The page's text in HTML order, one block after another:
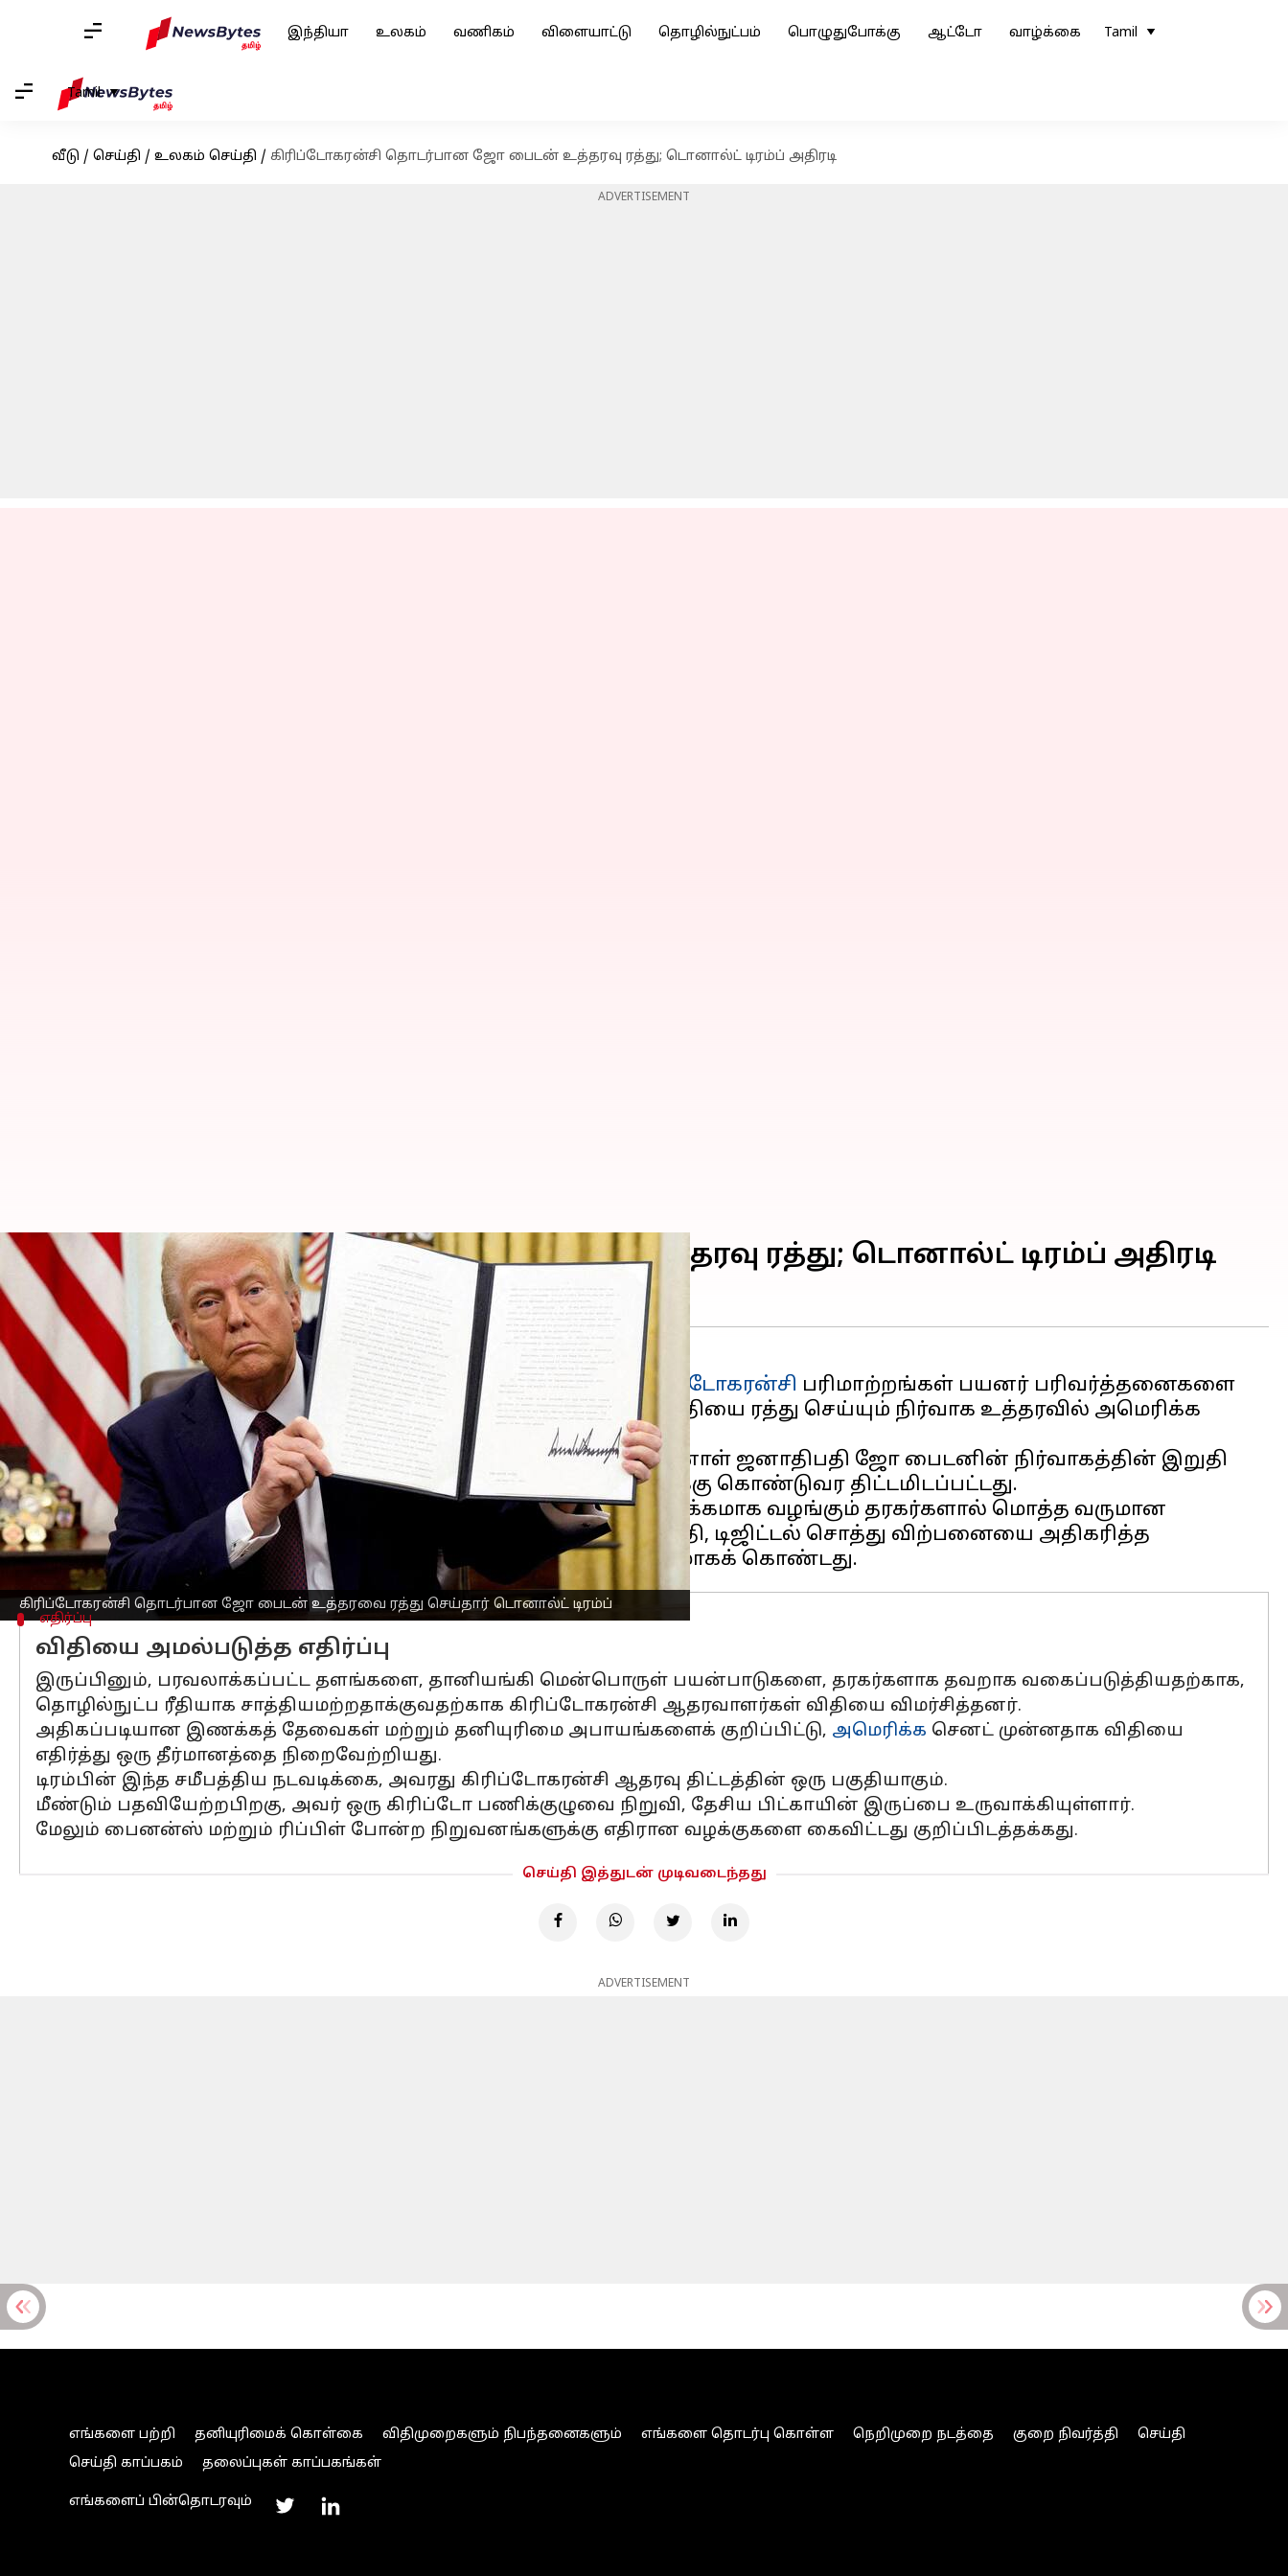
இந்தியா உலகம் வணிகம் விளையாட்டு தொழில்நுட்பம் பொழுதுபோக்கு ஆட்டோ வாழ்க்கை Tamil
Tamil
வீடு / செய்தி / உலகம் செய்தி / கிரிப்டோகரன்சி தொடர்பான ஜோ பைடன் உத்தரவு ரத்து; டொனால்ட் டிரம்ப் அதிரடி
ADVERTISEMENT
கிரிப்டோகரன்சி தொடர்பான ஜோ பைடன் உத்தரவை ரத்து செய்தார் டொனால்ட் டிரம்ப்
கிரிப்டோகரன்சி தொடர்பான ஜோ பைடன் உத்தரவு ரத்து; டொனால்ட் டிரம்ப் அதிரடி
எழுதியவர் Sekar Chinnappan Apr 11, 2025 08:14 pm
செய்தி முன்னோட்டம்
ஒரு குறிப்பிடத்தக்க கொள்கை மாற்றத்தில், பரவலாக்கப்பட்ட கிரிப்டோகரன்சி பரிமாற்றங்கள் பயனர் பரிவர்த்தனைகளை
உள்நாட்டு வருவாய் சேவைக்கு (IRS) தெரிவிக்க வேண்டும் என்ற விதியை ரத்து செய்யும் நிர்வாக உத்தரவில் அமெரிக்க
ஜனாதிபதி டொனால்ட் டிரம்ப்கையெழுத்திட்டுள்ளார்.
"DeFi தரகர் விதி" என்று அழைக்கப்படும் இந்த ஒழுங்குமுறை, முன்னாள் ஜனாதிபதி ஜோ பைடனின் நிர்வாகத்தின் இறுதி
மாதங்களில் அறிமுகப்படுத்தப்பட்டது மற்றும் 2026 இல் நடைமுறைக்கு கொண்டுவர திட்டமிடப்பட்டது.
"டிஜிட்டல் சொத்து விற்பனையை செயல்படுத்தும் சேவைகளை வழக்கமாக வழங்கும் தரகர்களால் மொத்த வருமான
அறிக்கையிடல்" என்று அதிகாரப்பூர்வமாக பெயரிடப்பட்ட இந்த விதி, டிஜிட்டல் சொத்து விற்பனையை அதிகரித்த
எதிர்ப்பு
விதியை அமல்படுத்த எதிர்ப்பு
இருப்பினும், பரவலாக்கப்பட்ட தளங்களை, தானியங்கி மென்பொருள் பயன்பாடுகளை, தரகர்களாக தவறாக வகைப்படுத்தியதற்காக,
தொழில்நுட்ப ரீதியாக சாத்தியமற்றதாக்குவதற்காக கிரிப்டோகரன்சி ஆதரவாளர்கள் விதியை விமர்சித்தனர்.
அதிகப்படியான இணக்கத் தேவைகள் மற்றும் தனியுரிமை அபாயங்களைக் குறிப்பிட்டு, அமெரிக்க செனட் முன்னதாக விதியை
எதிர்த்து ஒரு தீர்மானத்தை நிறைவேற்றியது.
டிரம்பின் இந்த சமீபத்திய நடவடிக்கை, அவரது கிரிப்டோகரன்சி ஆதரவு திட்டத்தின் ஒரு பகுதியாகும்.
மீண்டும் பதவியேற்றபிறகு, அவர் ஒரு கிரிப்டோ பணிக்குழுவை நிறுவி, தேசிய பிட்காயின் இருப்பை உருவாக்கியுள்ளார்.
மேலும் பைனன்ஸ் மற்றும் ரிப்பிள் போன்ற நிறுவனங்களுக்கு எதிரான வழக்குகளை கைவிட்டது குறிப்பிடத்தக்கது.
செய்தி இத்துடன் முடிவடைந்தது
ADVERTISEMENT
எங்களை பற்றி தனியுரிமைக் கொள்கை விதிமுறைகளும் நிபந்தனைகளும் எங்களை தொடர்பு கொள்ள நெறிமுறை நடத்தை குறை நிவர்த்தி
செய்தி
செய்தி காப்பகம்
தலைப்புகள் காப்பகங்கள்
எங்களைப் பின்தொடரவும்